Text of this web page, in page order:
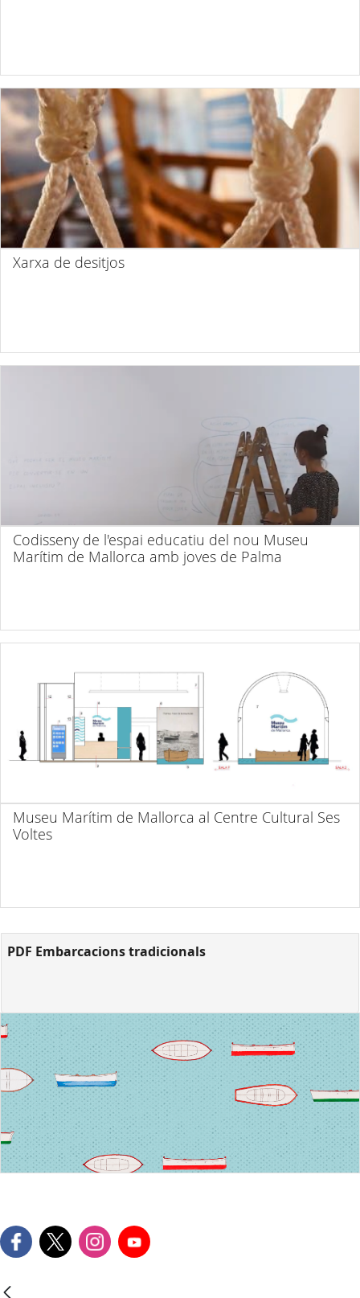
Xarxa de desitjos
Codisseny de l'espai educatiu del nou Museu
Marítim de Mallorca amb joves de Palma
Museu Marítim de Mallorca al Centre Cultural Ses
Voltes
PDF Embarcacions tradicionals